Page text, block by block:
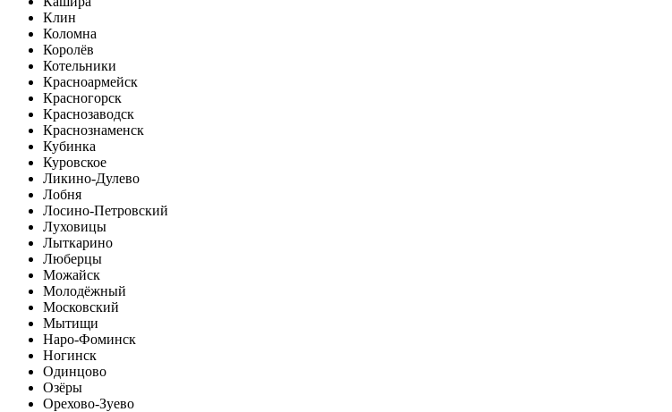
Клин
Коломна
Королёв
Котельники
Красноармейск
Красногорск
Краснозаводск
Краснознаменск
Кубинка
Куровское
Ликино-Дулево
Лобня
Лосино-Петровский
Луховицы
Лыткарино
Люберцы
Можайск
Молодёжный
Московский
Мытищи
Наро-Фоминск
Ногинск
Одинцово
Озёры
Орехово-Зуево